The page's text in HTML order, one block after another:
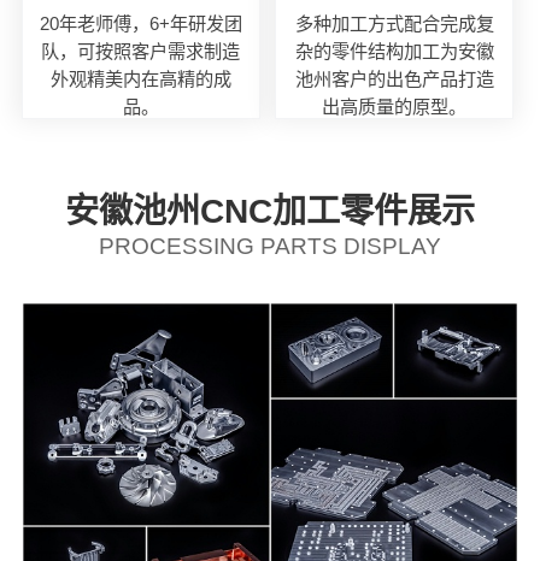
20年老师傅，6+年研发团
队，可按照客户需求制造
外观精美内在高精的成
品。
多种加工方式配合完成复
杂的零件结构加工为安徽
池州客户的出色产品打造
出高质量的原型。
安徽池州CNC加工零件展示
PROCESSING PARTS DISPLAY